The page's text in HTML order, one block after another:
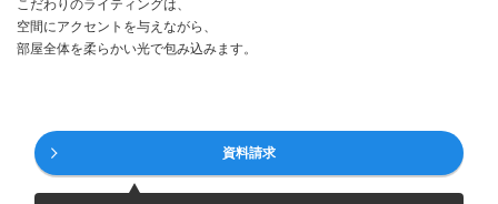
こだわりのライティングは、
空間にアクセントを与えながら、
部屋全体を柔らかい光で包み込みます。
資料請求